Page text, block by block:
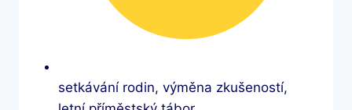
setkávání rodin, výměna zkušeností,